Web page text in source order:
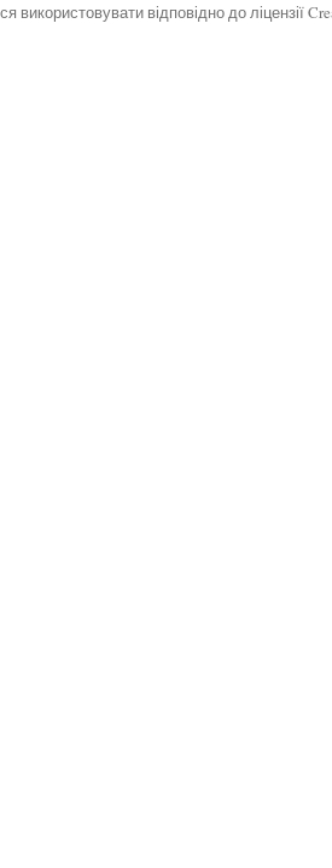
використовувати відповідно до ліцензії